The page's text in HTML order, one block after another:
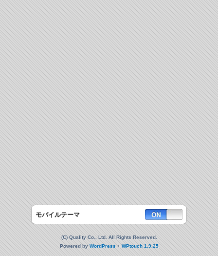
モバイルテーマ
(C) Quality Co., Ltd. All Rights Reserved.
Powered byWordPress+WPtouch 1.9.25